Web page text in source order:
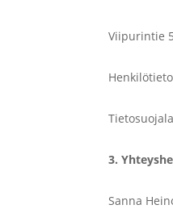
Viipurintie
3.
Sanna